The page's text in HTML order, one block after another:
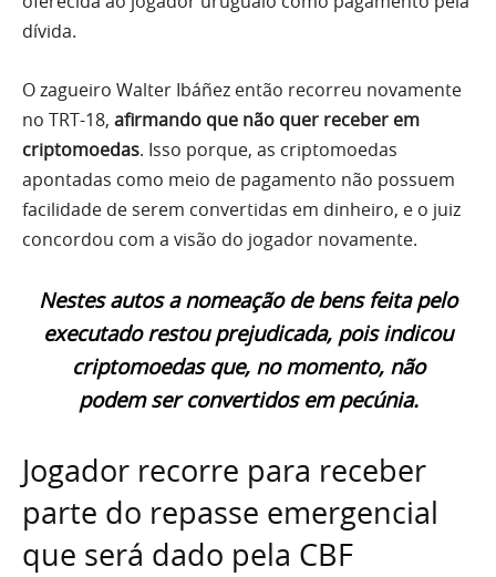
dívida.
O zagueiro Walter Ibáñez então recorreu novamente
no TRT-18, afirmando que não quer receber em
criptomoedas. Isso porque, as criptomoedas
apontadas como meio de pagamento não possuem
facilidade de serem convertidas em dinheiro, e o juiz
concordou com a visão do jogador novamente.
Nestes autos a nomeação de bens feita pelo
executado restou prejudicada, pois indicou
criptomoedas que, no momento, não
podem ser convertidos em pecúnia.
Jogador recorre para receber
parte do repasse emergencial
que será dado pela CBF